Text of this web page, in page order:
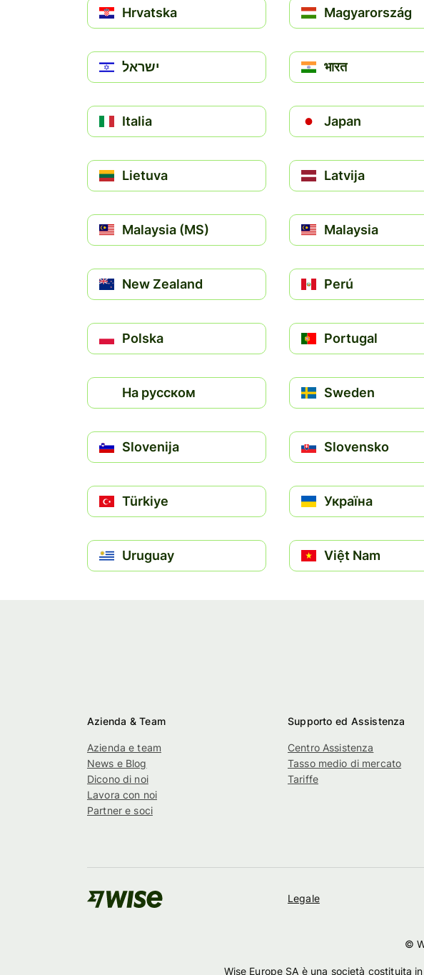
Hrvatska Magyarország
ישראל भारत
Italia Japan
Lietuva Latvija
Malaysia (MS) Malaysia
New Zealand Perú
Polska Portugal
На русском Sweden
Slovenija Slovensko
Türkiye Україна
Uruguay Việt Nam
Azienda & Team
Azienda e team
News e Blog
Dicono di noi
Lavora con noi
Partner e soci
Supporto ed Assistenza
Centro Assistenza
Tasso medio di mercato
Tariffe
Legale
©
Wise Europe SA è una società costituita